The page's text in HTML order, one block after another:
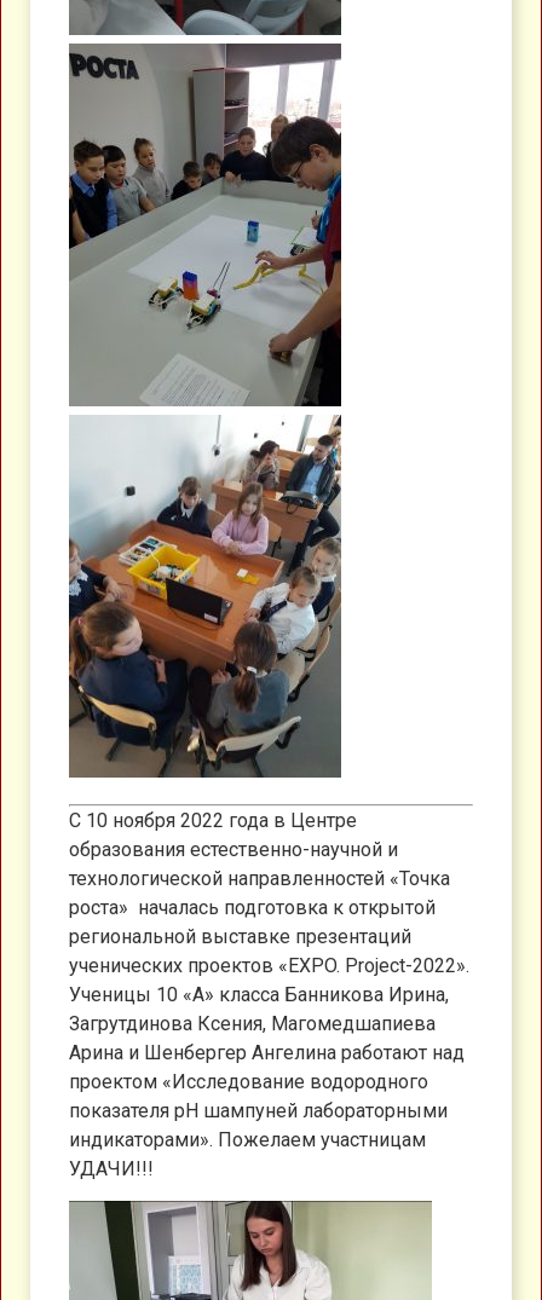
С 10 ноября 2022 года в Центре
образования естественно-научной и
технологической направленностей «Точка
роста» началась подготовка к открытой
региональной выставке презентаций
ученических проектов «EXPO. Project-2022».
Ученицы 10 «А» класса Банникова Ирина,
Загрутдинова Ксения, Магомедшапиева
Арина и Шенбергер Ангелина работают над
проектом «Исследование водородного
показателя pH шампуней лабораторными
индикаторами». Пожелаем участницам
УДАЧИ!!!